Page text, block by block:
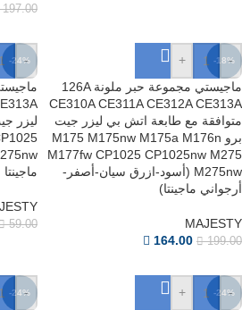
197.00
-18%
-
+
ماجيستي مجموعة حبر ملونة 126A
CE310A CE311A CE312A CE313A
متوافقة مع طابعة اتش بي ليزر جيت
برو M175 M175nw M175a M176n
M177fw CP1025 CP1025nw M275
M275nw (أسود-ازرق سيان-أصفر-
أرجواني ماجينتا)
MAJESTY
199.00
164.00
-24%
-
ماجينتا
59.00
-24%
-
+
-24%
-